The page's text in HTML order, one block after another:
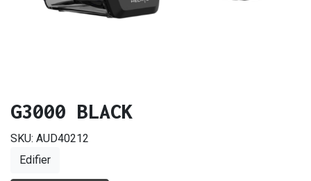
G3000 BLACK
SKU: AUD40212
Edifier